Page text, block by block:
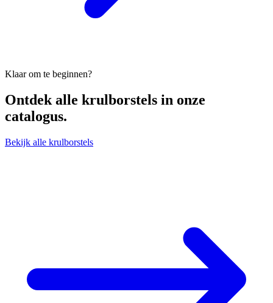
Klaar om te beginnen?
Ontdek alle krulborstels in onze
catalogus.
Bekijk alle krulborstels